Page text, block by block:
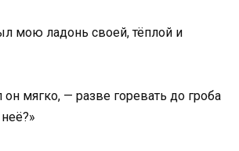
мою ладонь своей, тёплой и
он мягко, — разве горевать до гроба